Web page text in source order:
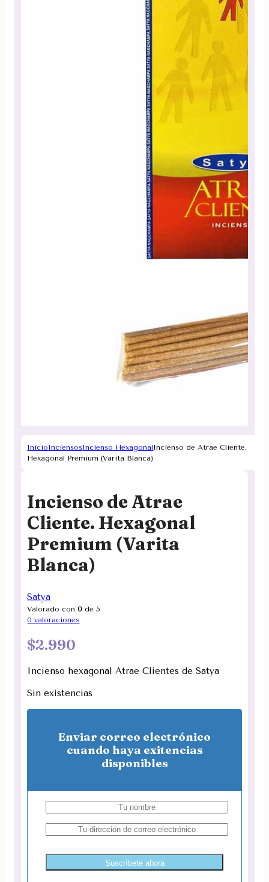
InicioInciensosIncienso HexagonalIncienso de Atrae Cliente.
Hexagonal Premium (Varita Blanca)
Incienso de Atrae
Cliente. Hexagonal
Premium (Varita
Blanca)
Satya
Valorado con0 de 5
0 valoraciones
$2.990
Incienso hexagonal Atrae Clientes de Satya
Sin existencias
Enviar correo electrónico
cuando haya exitencias
disponibles
Suscríbete ahora